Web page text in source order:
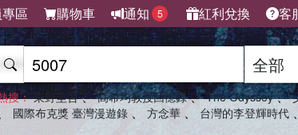
區 購物車 通知 5 紅利兌換 客
搜： 東野圭吾 、 高希均教授回憶錄 、 The Odyssey 、
國際布克獎 臺灣漫遊錄 、 方念華 、 台灣的李登輝時代 、